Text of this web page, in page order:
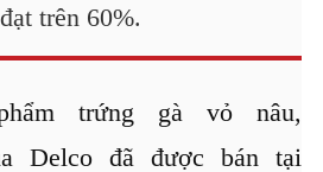
trên 60%.
trứng gà vỏ nâu,
Delco đã được bán tại